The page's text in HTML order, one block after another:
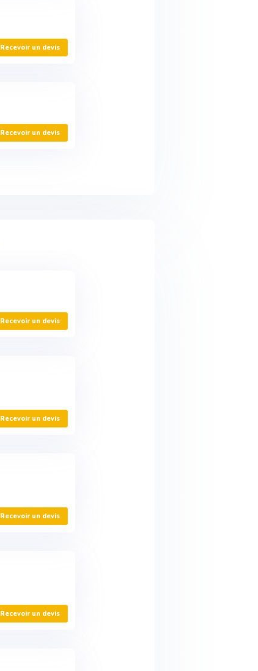
Recevoir un devis
Recevoir un devis
Recevoir un devis
Recevoir un devis
Recevoir un devis
Recevoir un devis